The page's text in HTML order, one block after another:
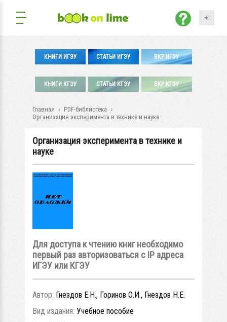
КНИГИ ИГЭУ СТАТЬИ ИГЭУ ВКР ИГЭУ
КНИГИ КГЭУ СТАТЬИ КГЭУ ВКР КГЭУ
Главная
PDF-библиотека
Организация эксперимента в технике и науке
Организация эксперимента в технике и
науке
Для доступа к чтению книг необходимо
первый раз авторизоваться с IP адреса
ИГЭУ или КГЭУ
Автор: Гнездов Е.Н., Горинов О.И., Гнездов Н.Е.
Вид издания: Учебное пособие